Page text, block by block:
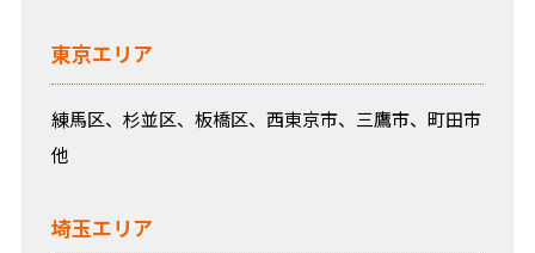
東京エリア
練馬区、杉並区、板橋区、西東京市、三鷹市、町田市
他
埼玉エリア